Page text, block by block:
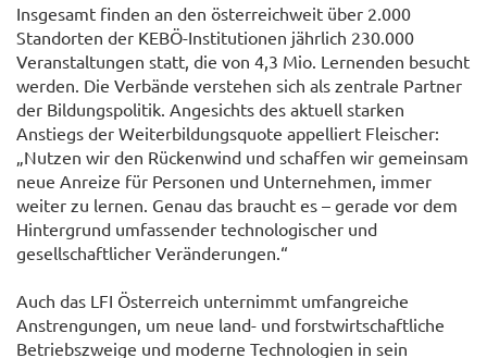
Insgesamt finden an den österreichweit über 2.000
Standorten der KEBÖ-Institutionen jährlich 230.000
Veranstaltungen statt, die von 4,3 Mio. Lernenden besucht
werden. Die Verbände verstehen sich als zentrale Partner
der Bildungspolitik. Angesichts des aktuell starken
Anstiegs der Weiterbildungsquote appelliert Fleischer:
„Nutzen wir den Rückenwind und schaffen wir gemeinsam
neue Anreize für Personen und Unternehmen, immer
weiter zu lernen. Genau das braucht es – gerade vor dem
Hintergrund umfassender technologischer und
gesellschaftlicher Veränderungen.“
Auch das LFI Österreich unternimmt umfangreiche
Anstrengungen, um neue land- und forstwirtschaftliche
Betriebszweige und moderne Technologien in sein